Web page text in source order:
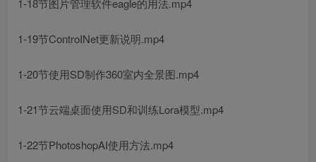
1-18节图片管理软件eagle的用法.mp4
1-19节ControINet更新说明.mp4
1-20节使用SD制作360室内全景图.mp4
1-21节云端桌面使用SD和训练Lora模型.mp4
1-22节PhotoshopAI使用方法.mp4